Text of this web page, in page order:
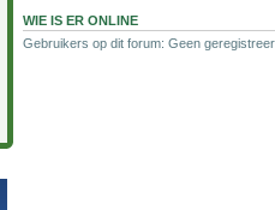
WIE IS ER ONLINE
Gebruikers op dit forum: Geen